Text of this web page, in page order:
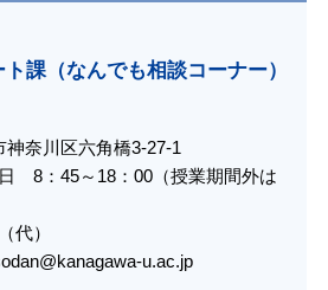
課（なんでも相談コーナー）
奈川区六角橋3-27-1
8：45～18：00（授業期間外は
（代）
u.ac.jp